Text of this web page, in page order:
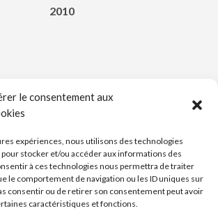
le consentement aux
expériences, nous utilisons des technologies
stocker et/ou accéder aux informations des
à ces technologies nous permettra de traiter
le comportement de navigation ou les ID uniques sur
consentir ou de retirer son consentement peut avoir
caractéristiques et fonctions.
2010
l’appli du Saint-Affricain